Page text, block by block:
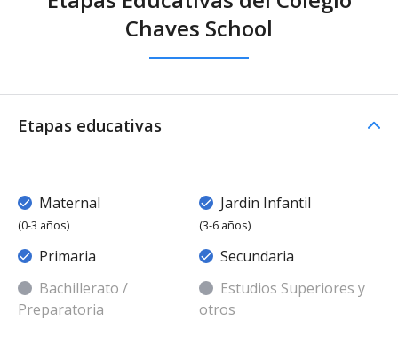
Chaves School
Etapas educativas
Maternal
(0-3 años)
Jardin Infantil
(3-6 años)
Primaria
Secundaria
Bachillerato /
Preparatoria
Estudios Superiores y
otros